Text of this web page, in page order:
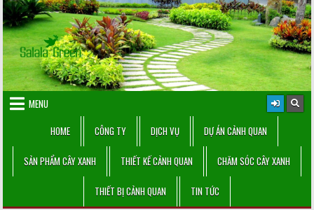
Skip
to
content
MENU
HOME
CÔNG TY DỊCH VỤ DỰ ÁN CẢNH QUAN
SẢN PHẨM CÂY XANH THIẾT KẾ CẢNH QUAN CHĂM SÓC CÂY XANH
THIẾT BỊ CẢNH QUAN TIN TỨC